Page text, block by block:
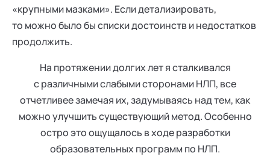
«крупными мазками». Если детализировать,
то можно было бы списки достоинств и недостатков
продолжить.
На протяжении долгих лет я сталкивался
с различными слабыми сторонами НЛП, все
отчетливее замечая их, задумываясь над тем, как
можно улучшить существующий метод. Особенно
остро это ощущалось в ходе разработки
образовательных программ по НЛП.